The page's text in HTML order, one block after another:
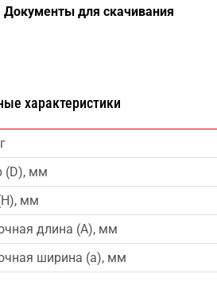
Документы для скачивания
характеристики
(D), мм
мм
длина (A), мм
ширина (a), мм